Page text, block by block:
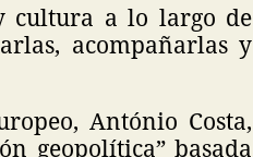
cultura a lo largo de
acompañarlas y
António Costa,
geopolítica” basada